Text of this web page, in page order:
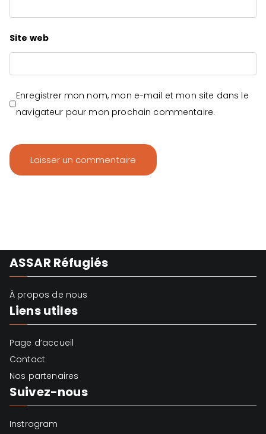
Site web
Enregistrer mon nom, mon e-mail et mon site dans le
navigateur pour mon prochain commentaire.
ASSAR Réfugiés
À propos de nous
Liens utiles
Page d’accueil
Contact
Nos partenaires
Suivez-nous
Instragram